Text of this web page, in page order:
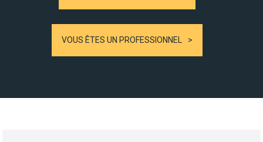
VOUS ÊTES UN PROFESSIONNEL